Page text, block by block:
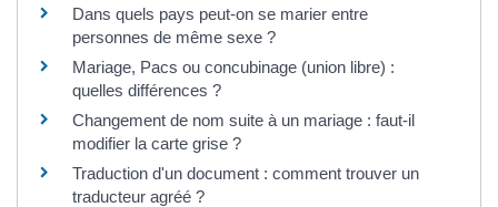
Dans quels pays peut-on se marier entre
personnes de même sexe ?
Mariage, Pacs ou concubinage (union libre) :
quelles différences ?
Changement de nom suite à un mariage : faut-il
modifier la carte grise ?
Traduction d'un document : comment trouver un
traducteur agréé ?